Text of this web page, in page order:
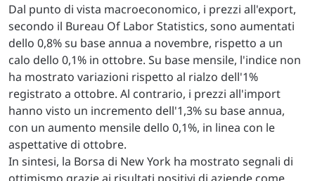
Dal punto di vista macroeconomico, i prezzi all'export,
secondo il Bureau Of Labor Statistics, sono aumentati
dello 0,8% su base annua a novembre, rispetto a un
calo dello 0,1% in ottobre. Su base mensile, l'indice non
ha mostrato variazioni rispetto al rialzo dell'1%
registrato a ottobre. Al contrario, i prezzi all'import
hanno visto un incremento dell'1,3% su base annua,
con un aumento mensile dello 0,1%, in linea con le
aspettative di ottobre.
In sintesi, la Borsa di New York ha mostrato segnali di
ottimismo grazie ai risultati positivi di aziende come